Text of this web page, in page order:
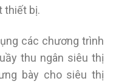
thiết bị.
các chương trình
thu ngân siêu thị
bày cho siêu thị